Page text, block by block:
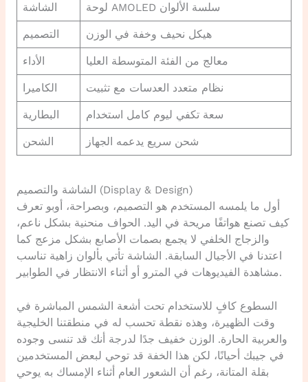
الشاشة لوحة AMOLED سلسة الألوان
التصميم هيكل نحيف وخفة في الوزن
الأداء معالج من الفئة المتوسطة العليا
الكاميرا نظام متعدد العدسات مع تثبيت
البطارية سعة تكفي ليوم كامل استخدام
الشحن شحن سريع يدعمه الجهاز
الشاشة والتصميم (Display & Design)
أول ما يلمسه المستخدم هو التصميم، وبصراحة، أوبو تعرف
كيف تصنع هواتفًا مريحة في اليد. الحواف منحنية بشكل ناعم،
والزجاج الخلفي لا يجمع بصمات الأصابع بشكل مزعج كما
اعتدنا في الأجيال السابقة. الشاشة تأتي بألوان زاهية تناسب
مشاهدة الفيديوهات في المترو أو أثناء الانتظار في الطوابير.
السطوع كافٍ للاستخدام تحت أشعة الشمس المباشرة في
وقت الظهيرة، وهذه نقطة تحسب له في منطقتنا الخليجية
والعربية الحارة. الوزن خفيف جدًا لدرجة أنك قد تنسى وجوده
في جيبك أحيانًا، لكن هذا الخفة قد توحي لبعض المستخدمين
بقلة المتانة، رغم أن الشعور العام أثناء الإمساك به يوحي